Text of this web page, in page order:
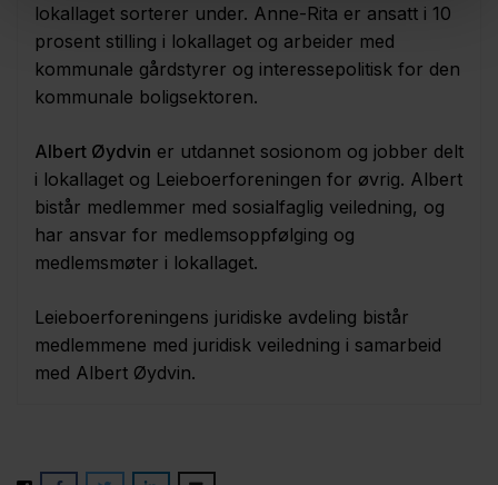
lokallaget sorterer under. Anne-Rita er ansatt i 10
prosent stilling i lokallaget og arbeider med
kommunale gårdstyrer og interessepolitisk for den
kommunale boligsektoren.
Albert Øydvin er utdannet sosionom og jobber delt
i lokallaget og Leieboerforeningen for øvrig. Albert
bistår medlemmer med sosialfaglig veiledning, og
har ansvar for medlemsoppfølging og
medlemsmøter i lokallaget.
Leieboerforeningens juridiske avdeling bistår
medlemmene med juridisk veiledning i samarbeid
med Albert Øydvin.